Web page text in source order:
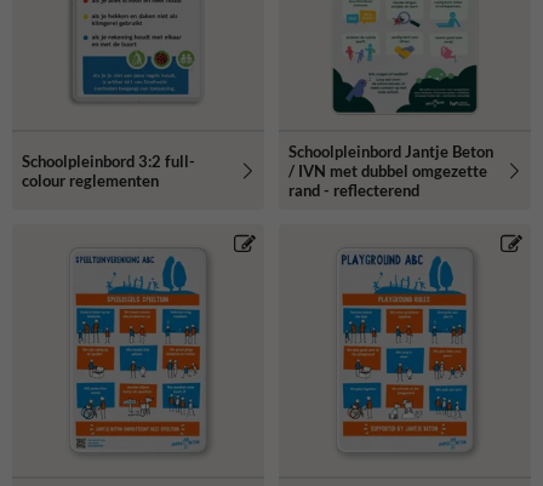
Schoolpleinbord 3:2 full-
colour reglementen
Schoolpleinbord Jantje Beton
/ IVN met dubbel omgezette
rand - reflecterend